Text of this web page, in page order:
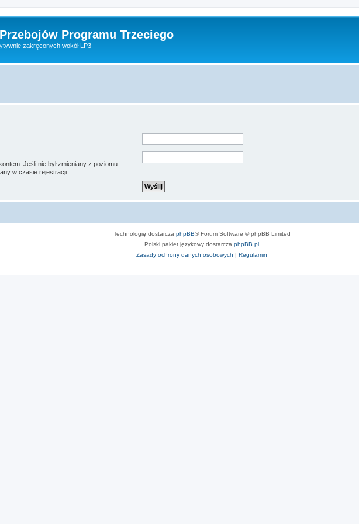
Programu Trzeciego
zakręconych wokół LP3
Jeśli nie był zmieniany z poziomu
w czasie rejestracji.
Technologię dostarcza phpBB® Forum Software © phpBB Limited
Polski pakiet językowy dostarcza phpBB.pl
Zasady ochrony danych osobowych | Regulamin